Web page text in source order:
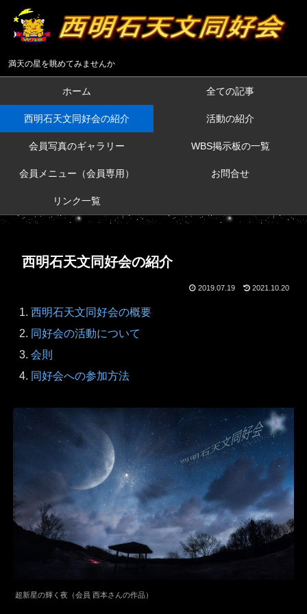
満天の星を眺めてみませんか
ホーム 全ての記事
西明石天文同好会の紹介 活動の紹介
会員写真のギャラリー WBS掲示板の一覧
会員メニュー（会員専用） お問合せ
リンク一覧
西明石天文同好会の紹介
2019.07.19 2021.10.20
西明石天文同好会の概要
同好会の活動について
会則
同好会への参加方法
超新星の輝く夜（会員 西本さんの作品）